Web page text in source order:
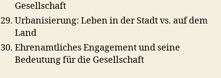
Gesellschaft
Urbanisierung: Leben in der Stadt vs. auf dem
Land
Ehrenamtliches Engagement und seine
Bedeutung für die Gesellschaft